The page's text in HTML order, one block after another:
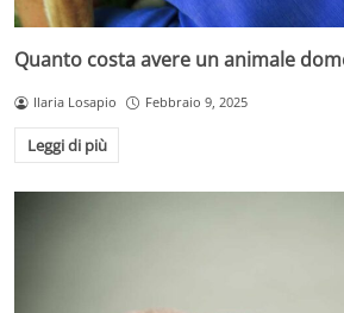
Quanto costa avere un animale
Ilaria Losapio Febbraio 9, 2025
Leggi di più